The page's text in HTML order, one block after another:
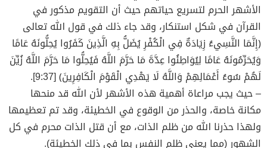
الأشهر الحرم لتسريع حياتهم حيث أن التقويم مذكور في
القرآن في شكل استنكار، وقد جاء ذلك في قول الله تعالى
﴿إِنَّمَا النَّسِيءُ زِيَادَةٌ فِي الْكُفْرِ يُضَلُّ بِهِ الَّذِينَ كَفَرُوا يُحِلُّونَهُ عَامًا
وَيُحَرِّمُونَهُ عَامًا لِيُوَاطِئُوا عِدَّةَ مَا حَرَّمَ اللَّهُ فَيُحِلُّوا مَا حَرَّمَ اللَّهُ زُيِّنَ
لَهُمْ سُوءُ أَعْمَالِهِمْ وَاللَّهُ لَا يَهْدِي الْقَوْمَ الْكَافِرِينَ﴾ [9:37].
– حيث يجب مراعاة أهمية هذه الأشهر لأن الله قد منحها
مكانة خاصة، والحذر من الوقوع في الخطيئة، وقد تم تعظيمها
ولهذا حذرنا الله من ظلم الذات، مع أن قتل الذات محرم في كل
الشهور (مما يعني ظلم النفس بما في ذلك الخطيئة).